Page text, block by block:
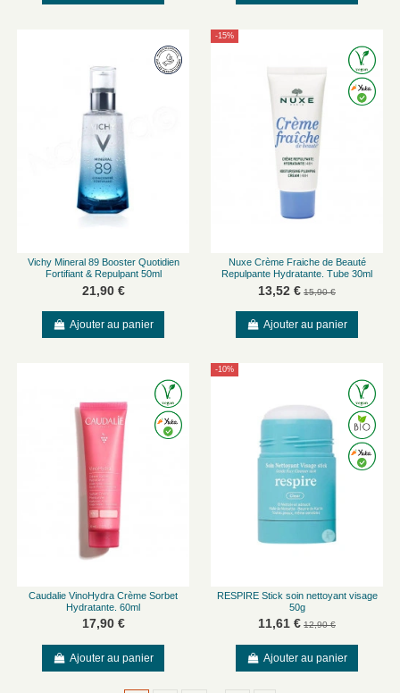
Vichy Mineral 89 Booster Quotidien
Fortifiant & Repulpant 50ml
21,90 €
Ajouter au panier
-15%
Nuxe Crème Fraiche de Beauté
Repulpante Hydratante. Tube 30ml
13,52 € 15,90 €
Ajouter au panier
Caudalie VinoHydra Crème Sorbet
Hydratante. 60ml
17,90 €
Ajouter au panier
-10%
RESPIRE Stick soin nettoyant visage
50g
11,61 € 12,90 €
Ajouter au panier